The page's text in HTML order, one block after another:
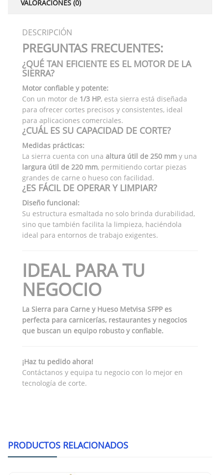
VALORACIONES (0)
DESCRIPCIÓN
PREGUNTAS FRECUENTES:
¿QUÉ TAN EFICIENTE ES EL MOTOR DE LA
SIERRA?
Motor confiable y potente:
Con un motor de 1/3 HP, esta sierra está diseñada
para ofrecer cortes precisos y consistentes, ideal
para aplicaciones comerciales.
¿CUÁL ES SU CAPACIDAD DE CORTE?
Medidas prácticas:
La sierra cuenta con una altura útil de 250 mm y una
largura útil de 220 mm, permitiendo cortar piezas
grandes de carne o hueso con facilidad.
¿ES FÁCIL DE OPERAR Y LIMPIAR?
Diseño funcional:
Su estructura esmaltada no solo brinda durabilidad,
sino que también facilita la limpieza, haciéndola
ideal para entornos de trabajo exigentes.
IDEAL PARA TU
NEGOCIO
La Sierra para Carne y Hueso Metvisa SFPP es
perfecta para carnicerías, restaurantes y negocios
que buscan un equipo robusto y confiable.
¡Haz tu pedido ahora!
Contáctanos y equipa tu negocio con lo mejor en
tecnología de corte.
PRODUCTOS RELACIONADOS